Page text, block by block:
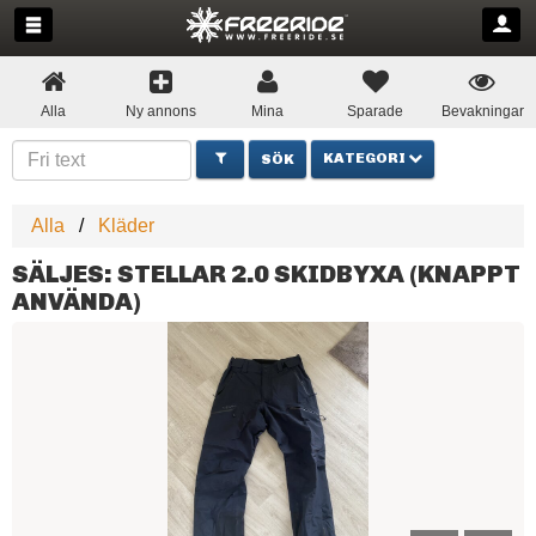
Alla Ny annons Mina Sparade Bevakningar
KATEGORI
Alla Kläder
SÄLJES: STELLAR 2.0 SKIDBYXA (KNAPPT
ANVÄNDA)